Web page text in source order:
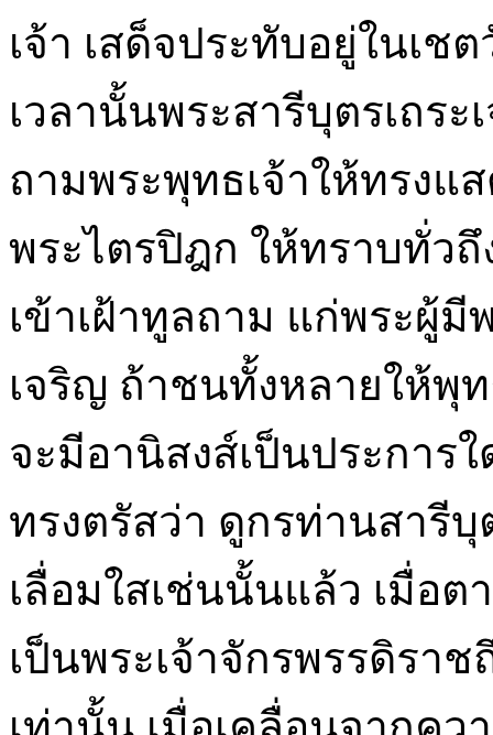
เจ้า เสด็จประทับอยู่ในเ
เวลานั้นพระสารีบุตรเถร
ถามพระพุทธเจ้าให้ทรงแ
พระไตรปิฎก ให้ทราบทั่ว
เข้าเฝ้าทูลถาม แก่พระผู้มี
เจริญ ถ้าชนทั้งหลายให้พุ
จะมีอานิสงส์เป็นประการ
ทรงตรัสว่า ดูกรท่านสารี
เลื่อมใสเช่นนั้นแล้ว เมื่อ
เป็นพระเจ้าจักรพรรดิร